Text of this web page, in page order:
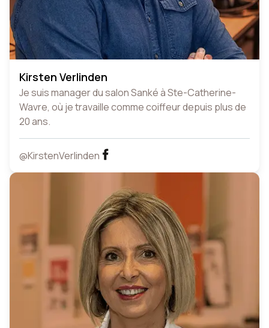
Kirsten Verlinden
Je suis manager du salon Sanké à Ste-Catherine-
Wavre, où je travaille comme coiffeur depuis plus de
20 ans.
@KirstenVerlinden